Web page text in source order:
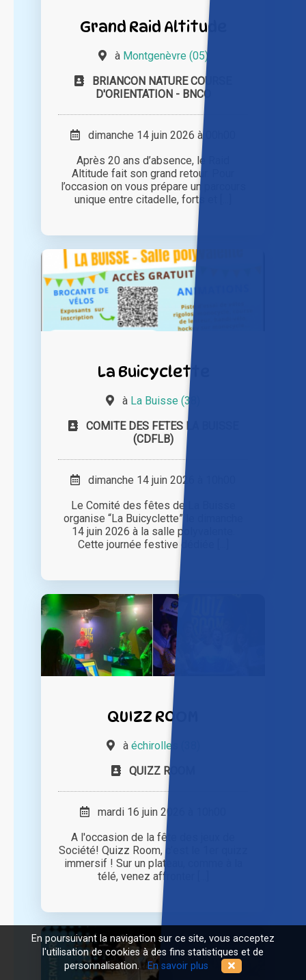
Grand Raid Altitude
à Montgenèvre (05)
BRIANCON NATURE COURSE
D'ORIENTATION - BNCO
dimanche 14 juin 2026 à 00h00
Après 20 ans d’absence, le Raid
Altitude fait son grand retour. Pour
l’occasion on vous prépare un parcours
unique entre citadelle, forts et [...]
La Buicyclette
à La Buisse (38)
COMITE DES FETES LA BUISSE
(CDFLB)
dimanche 14 juin 2026 à 10h00
Le Comité des fêtes de La Buisse
organise “La Buicyclette” le dimanche
14 juin 2026 à la salle polyvalente.
Cette journée festive dédiée [...]
QUIZZ ROOM
à échirolles (38)
QUIZZ ROOM
mardi 16 juin 2026 à 10h00
A l'occasion de la fête des jeux de
Société! Quizz Room, c’est le 1er quizz
immersif ! Sur un plateau, comme à la
télé, venez affronter [...]
En poursuivant la navigation sur ce site, vous acceptez
l'utilisation de cookies à des fins statistiques et de
personnalisation.En savoir plus